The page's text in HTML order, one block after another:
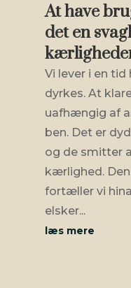
At have
det en
Vi lever i en
dyrkes. At
uafhængig af
ben. Det er
og de smitter
kærlighed.
fortæller vi
elsker...
læs mere